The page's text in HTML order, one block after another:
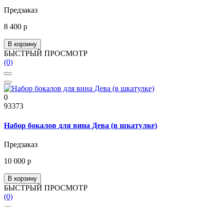
Предзаказ
8 400 р
В корзину
БЫСТРЫЙ ПРОСМОТР
(0)
0
93373
Набор бокалов для вина Дева (в шкатулке)
Предзаказ
10 000 р
В корзину
БЫСТРЫЙ ПРОСМОТР
(0)